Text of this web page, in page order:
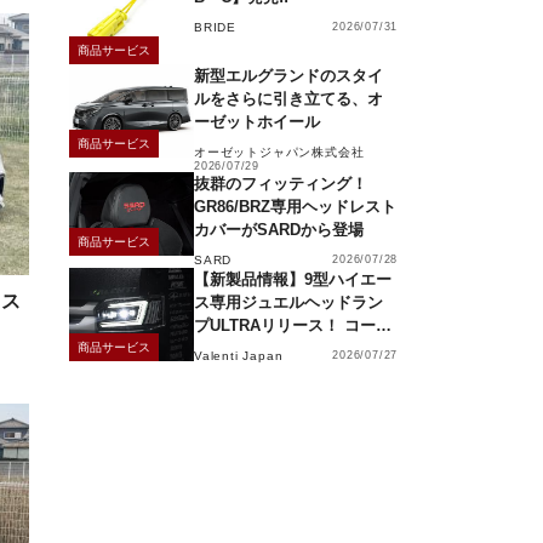
商品サービス
BRIDE 2026/07/31
商品サービス
新型エルグランドのスタイ
ルをさらに引き立てる、オ
ーゼットホイール
オーゼットジャパン株式会社
2026/07/29
商品サービス
抜群のフィッティング！
GR86/BRZ専用ヘッドレスト
カバーがSARDから登場
SARD 2026/07/28
商品サービス
【新製品情報】9型ハイエー
ス専用ジュエルヘッドラン
プULTRAリリース！ コーナ
ーリングランプ、キーレス
Valenti Japan 2026/07/27